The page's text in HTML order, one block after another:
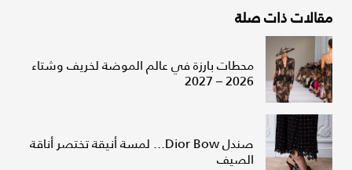
مقالات ذات صلة
محطات بارزة في عالم الموضة لخريف وشتاء
2026 – 2027
صندل Dior Bow... لمسة أنيقة تختصر أناقة
الصيف